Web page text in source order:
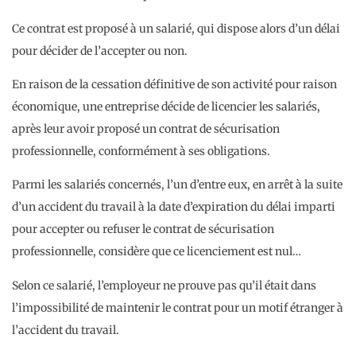
Ce contrat est proposé à un salarié, qui dispose alors d’un délai
pour décider de l’accepter ou non.
En raison de la cessation définitive de son activité pour raison
économique, une entreprise décide de licencier les salariés,
après leur avoir proposé un contrat de sécurisation
professionnelle, conformément à ses obligations.
Parmi les salariés concernés, l’un d’entre eux, en arrêt à la suite
d’un accident du travail à la date d’expiration du délai imparti
pour accepter ou refuser le contrat de sécurisation
professionnelle, considère que ce licenciement est nul…
Selon ce salarié, l’employeur ne prouve pas qu’il était dans
l’impossibilité de maintenir le contrat pour un motif étranger à
l’accident du travail.